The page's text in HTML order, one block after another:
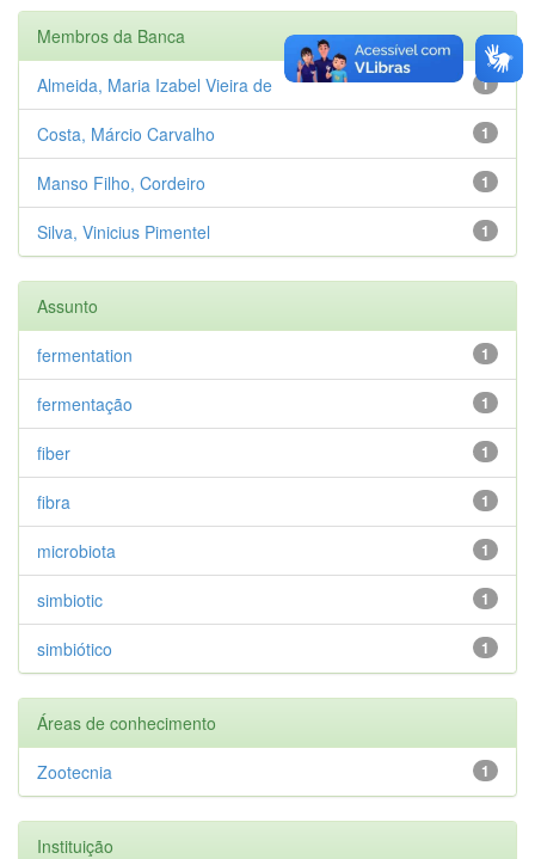
Membros da Banca
1
Almeida, Maria Izabel Vieira de
1
Costa, Márcio Carvalho
1
Manso Filho, Cordeiro
1
Silva, Vinicius Pimentel
Assunto
1
fermentation
1
fermentação
1
fiber
1
fibra
1
microbiota
1
simbiotic
1
simbiótico
Áreas de conhecimento
1
Zootecnia
Instituição